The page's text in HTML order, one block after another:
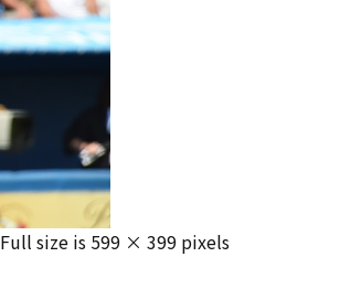
Full size is 599 × 399pixels